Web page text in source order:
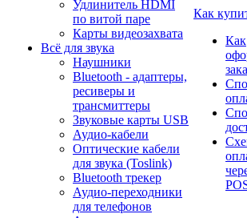
Удлинитель HDMI
по витой паре
Карты видеозахвата
Всё для звука
Наушники
Bluetooth - адаптеры,
ресиверы и
трансмиттеры
Звуковые карты USB
Аудио-кабели
Оптические кабели
для звука (Toslink)
Bluetooth трекер
Аудио-переходники
для телефонов
Как
Как